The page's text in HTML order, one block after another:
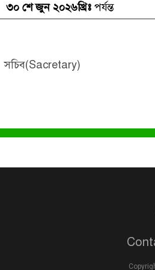
৩০ শে জুন ২০২৬খ্রিঃ পর্যন্ত
সচিব(Sacretary)